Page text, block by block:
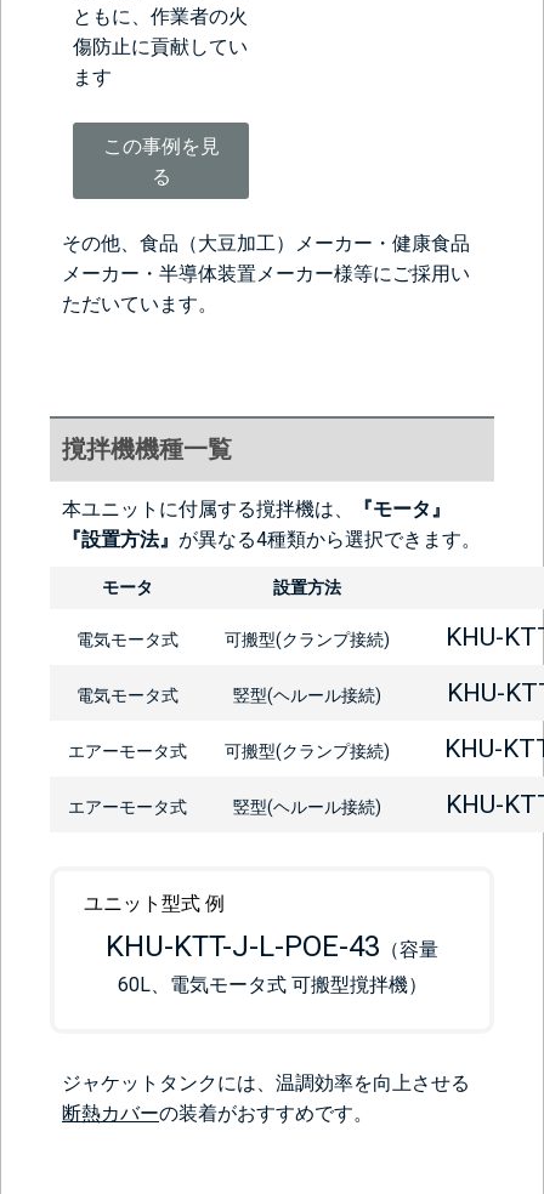
ともに、作業者の火
傷防止に貢献してい
ます
この事例を見
る
その他、食品（大豆加工）メーカー・健康食品
メーカー・半導体装置メーカー様等にご採用い
ただいています。
撹拌機機種一覧
本ユニットに付属する撹拌機は、
『モータ』
『設置方法』 が異なる4種類から選択できます。
モータ 設置方法
電気モータ式 可搬型(クランプ接続) KHU-
電気モータ式 竪型(ヘルール接続) KHU-
エアーモータ式 可搬型(クランプ接続) KHU-
エアーモータ式 竪型(ヘルール接続) KHU-
ユニット型式 例
KHU-KTT-J-L-POE-43 （容量
60L、電気モータ式 可搬型撹拌機）
ジャケットタンクには、温調効率を向上させる
断熱カバーの装着がおすすめです。